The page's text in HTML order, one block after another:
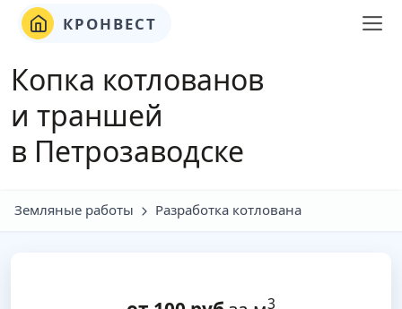
КРОНВЕСТ
Копка котлованов
и траншей
в Петрозаводске
Земляные работы Разработка котлована
3